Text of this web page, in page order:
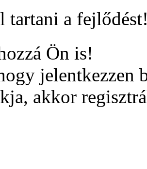
tartani a
Ön is!
jelentkezzen
akkor